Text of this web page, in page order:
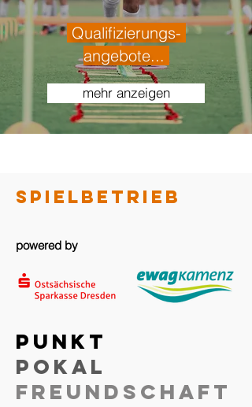
Qualifizierungs-
angebote...
mehr anzeigen
SpielBETRIEB
powered by
Punkt
Pokal
Freundschaft